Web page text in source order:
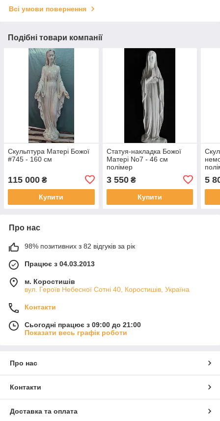
Всі умови повернення
Подібні товари компанії
Скульптура Матері Божої
#745 - 160 см
115 000 ₴
Купити
Статуя-накладка Божої
Матері No7 - 46 см
полімер
3 550₴
Купити
5
Про нас
98% позитивних з 82 відгуків за рік
Працює з 04.03.2013
м. Коростишів
вул. Героїв Небесної Сотні 40, Коростишів, Україна
Контакти
Сьогодні працює з 09:00 до 21:00
Показати весь графік роботи
Про нас
Контакти
Доставка та оплата